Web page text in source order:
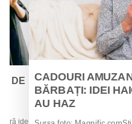
DE
idei
CADOURI
BĂRBAȚI: IDEI
AU HAZ